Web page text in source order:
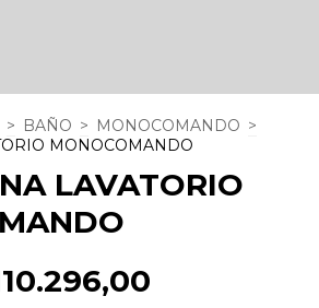
> BAÑO > MONOCOMANDO >
MONOCOMANDO
LAVATORIO